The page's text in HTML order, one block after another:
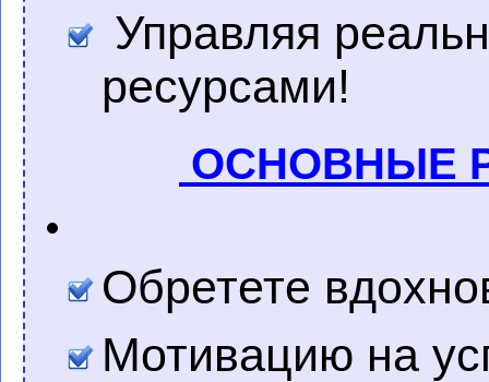
Управляя
ресурсами!
ОСНОВНЫЕ
Обретете
Мотивацию на